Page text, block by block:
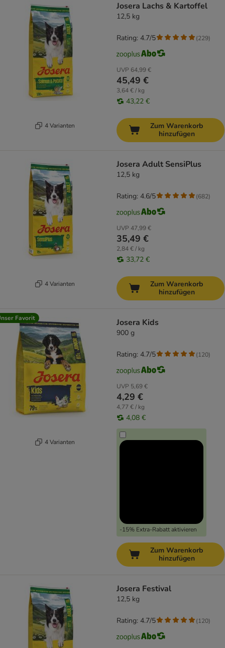
4 Varianten
Josera Lachs & Kartoffel
12,5 kg
UVP 64,99 €
45,49 €
3,64 € / kg
43,22 €
Rating: 4.7/5 (229)
Zum Warenkorb
hinzufügen
4 Varianten
Josera Adult SensiPlus
12,5 kg
UVP 47,99 €
35,49 €
2,84 € / kg
33,72 €
Rating: 4.6/5 (682)
Zum Warenkorb
hinzufügen
Favorit
4 Varianten
Josera Kids
900 g
UVP 5,69 €
4,29 €
4,77 € / kg
4,08 €
-15% Extra-Rabatt aktivieren
Rating: 4.7/5 (120)
Zum Warenkorb
hinzufügen
Josera Festival
12,5 kg
Rating: 4.7/5 (120)